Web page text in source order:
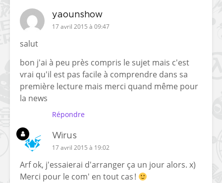
yaounshow
17 avril 2015 à 09:47
salut
bon j'ai à peu près compris le sujet mais c'est
vrai qu'il est pas facile à comprendre dans sa
première lecture mais merci quand même pour
la news
Répondre
Wirus
17 avril 2015 à 19:02
Arf ok, j'essaierai d'arranger ça un jour alors. x)
Merci pour le com' en tout cas !